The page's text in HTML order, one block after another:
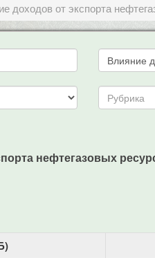
доходов от экспорта
нефтегазовых